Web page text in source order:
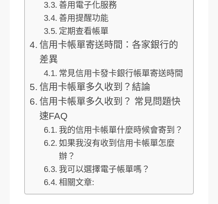
善用電子化服務
善用提醒功能
定期查看帳單
信用卡帳單寄送時間：各家銀行的
差異
常見信用卡發卡銀行帳單寄送時間
信用卡帳單多久收到？結論
信用卡帳單多久收到？ 常見問題快
速FAQ
我的信用卡帳單什麼時候會寄到？
如果我沒有收到信用卡帳單怎麼
辦？
我可以選擇電子帳單嗎？
相關文章: